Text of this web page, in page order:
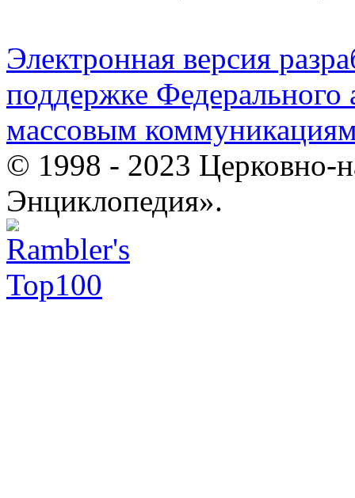
Электронная версия
поддержке Федерального
массовым
© 1998 - 2023 Церковно-
Энциклопедия».